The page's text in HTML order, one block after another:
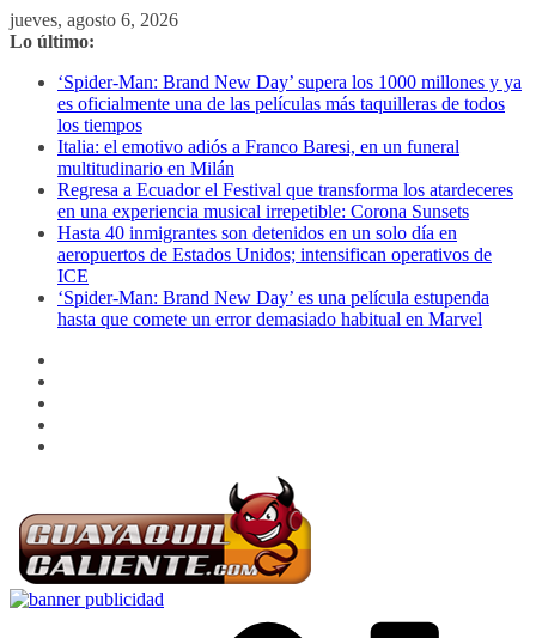
Saltar
al
jueves, agosto 6, 2026
Lo último:
‘Spider-Man: Brand New Day’ supera los 1000 millones y ya
es oficialmente una de las películas más taquilleras de todos
los tiempos
Italia: el emotivo adiós a Franco Baresi, en un funeral
multitudinario en Milán
Regresa a Ecuador el Festival que transforma los atardeceres
en una experiencia musical irrepetible: Corona Sunsets
Hasta 40 inmigrantes son detenidos en un solo día en
aeropuertos de Estados Unidos; intensifican operativos de
ICE
‘Spider-Man: Brand New Day’ es una película estupenda
hasta que comete un error demasiado habitual en Marvel